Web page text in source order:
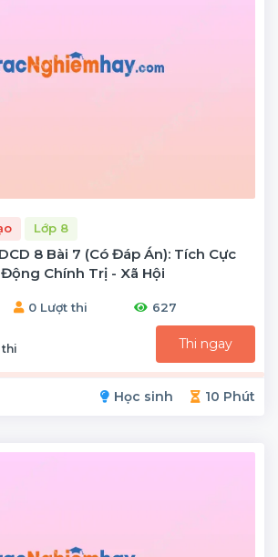
Lớp 8
8 Bài 7 (có Đáp Án): Tích Cực
Chính Trị - Xã Hội
0 Lượt thi 627
thi Thi ngay
Học sinh 10 Phút